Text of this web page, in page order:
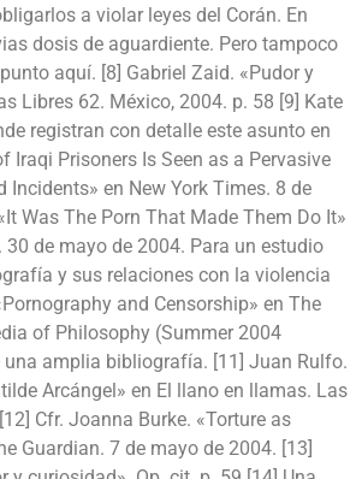
a violar leyes del Corán. En
dosis de aguardiente. Pero tampoco
aquí. [8] Gabriel Zaid. «Pudor y
Libres 62. México, 2004. p. 58 [9] Kate
registran con detalle este asunto en
Iraqi Prisoners Is Seen as a Pervasive
Incidents» en New York Times. 8 de
Was The Porn That Made Them Do It»
30 de mayo de 2004. Para un estudio
y sus relaciones con la violencia
and Censorship» en The
of Philosophy (Summer 2004
una amplia bibliografía. [11] Juan Rulfo.
Arcángel» en El llano en llamas. Las
Cfr. Joanna Burke. «Torture as
Guardian. 7 de mayo de 2004. [13]